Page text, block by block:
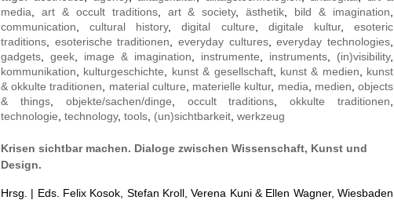
media
art & occult traditions, art & society,ästhetik bild & imagination
communication ,cultural history,digital culture digitale kultur,esoteric
traditions
esoterische traditionen ,everyday cultures,everyday technologies
gadgets
geek image & imagination instrumente instruments (in)visibility,
kommunikation
kulturgeschichte kunst & gesellschaft, kunst & medien
kunst
& okkulte traditionen
material culture materielle kultur, media medien ,objects
& things, objekte/sachen/dinge occult traditions ,okkulte traditionen
technologie technology, tools (un)sichtbarkeit werkzeug
Krisen sichtbar machen. Dialoge zwischen Wissenschaft, Kunst und
Design.
Hrsg. | Eds. Felix Kosok, Stefan Kroll, Verena Kuni & Ellen Wagner, Wiesbaden